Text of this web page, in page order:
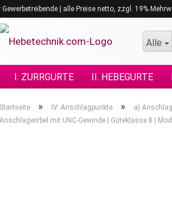
Gewerbetreibende | alle Preise netto, zzgl. 19%
Alle
I. ZURRGURTE II. HEBEGURTE
XVI. FORSTPROGRAMM
Startseite » IV. Anschlagpunkte » a)
Anschlagwirbel mit UNC-Gewinde | Güteklasse 8 |